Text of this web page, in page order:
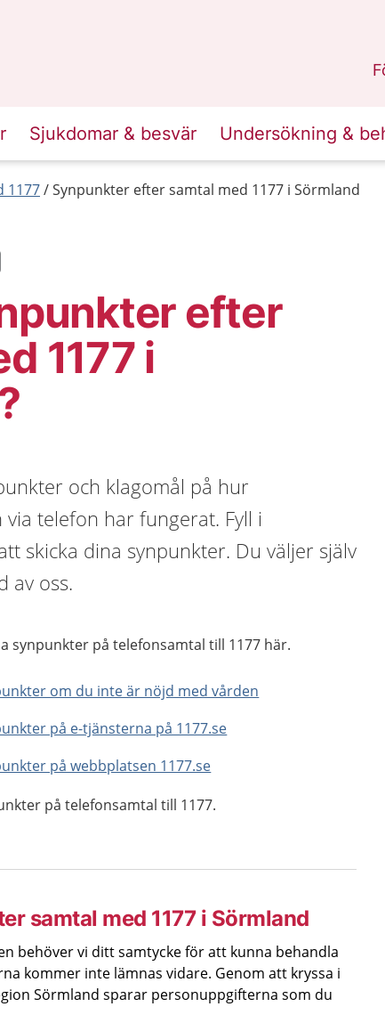
Sjukdomar & besvär Undersökning &
1177 Synpunkter efter samtal med 1177 i Sörmland
efter
1177 i
och klagomål på hur
telefon har fungerat. Fyll i
skicka dina synpunkter. Du väljer själv
av oss.
synpunkter på telefonsamtal till 1177 här.
om du inte är nöjd med vården
på e-tjänsterna på 1177.se
på webbplatsen 1177.se
på telefonsamtal till 1177.
samtal med 1177 i Sörmland
behöver vi ditt samtycke för att kunna behandla
kommer inte lämnas vidare. Genom att kryssa i
Sörmland sparar personuppgifterna som du